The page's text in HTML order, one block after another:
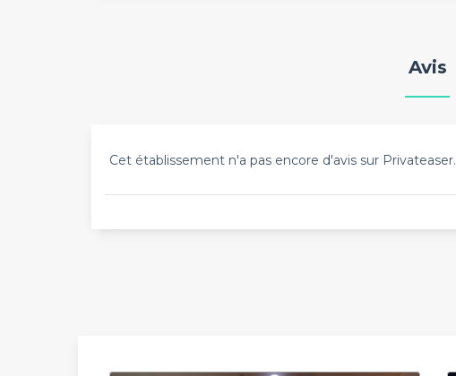
Avis
Cet établissement n'a pas encore d'avis sur Privateaser.